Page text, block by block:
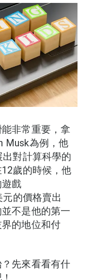
非常重要，拿
Musk為例，他
對計算科學的
歲的時候，他
戲
的價格賣出
不是他的第一
的地位和付
先來看看有什